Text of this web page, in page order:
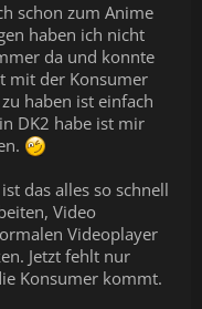
schon zum Anime
haben ich nicht
da und konnte
mit der Konsumer
haben ist einfach
DK2 habe ist mir
das alles so schnell
Video
Videoplayer
Jetzt fehlt nur
Konsumer kommt.